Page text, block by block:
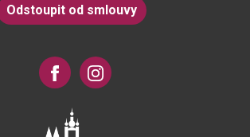
Odstoupit od smlouvy